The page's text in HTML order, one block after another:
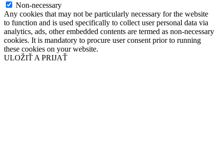
Non-necessary
Any cookies that may not be particularly necessary for the website
to function and is used specifically to collect user personal data via
analytics, ads, other embedded contents are termed as non-necessary
cookies. It is mandatory to procure user consent prior to running
these cookies on your website.
ULOŽIŤ A PRIJAŤ